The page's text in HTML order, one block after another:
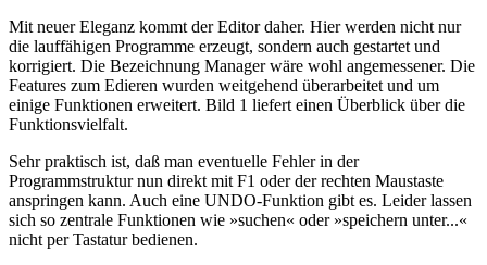
Mit neuer Eleganz kommt der Editor daher. Hier werden nicht nur
die lauffähigen Programme erzeugt, sondern auch gestartet und
korrigiert. Die Bezeichnung Manager wäre wohl angemessener. Die
Features zum Edieren wurden weitgehend überarbeitet und um
einige Funktionen erweitert. Bild 1 liefert einen Überblick über die
Funktionsvielfalt.
Sehr praktisch ist, daß man eventuelle Fehler in der
Programmstruktur nun direkt mit F1 oder der rechten Maustaste
anspringen kann. Auch eine UNDO-Funktion gibt es. Leider lassen
sich so zentrale Funktionen wie »suchen« oder »speichern unter...«
nicht per Tastatur bedienen.